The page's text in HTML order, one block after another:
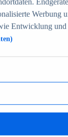
70+
Werbung
Entwicklung